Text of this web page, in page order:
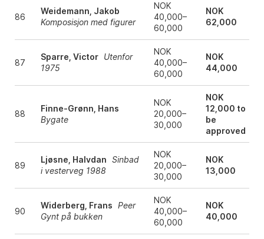
86
Weidemann, Jakob
Komposisjon med figurer
NOK
40,000–
60,000
NOK
62,000
87
Sparre, Victor Utenfor
1975
NOK
40,000–
60,000
NOK
44,000
88
Finne-Grønn, Hans
Bygate
NOK
20,000–
30,000
NOK
12,000 to
be
approved
89
Ljøsne, Halvdan Sinbad
i vesterveg 1988
NOK
20,000–
30,000
NOK
13,000
90
Widerberg, Frans Peer
Gynt på bukken
NOK
40,000–
60,000
NOK
40,000